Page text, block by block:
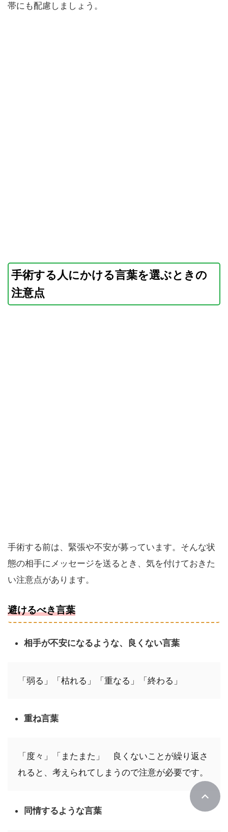
帯にも配慮しましょう。
手術する人にかける言葉を選ぶときの
注意点
手術する前は、緊張や不安が募っています。そんな状
態の相手にメッセージを送るとき、気を付けておきた
い注意点があります。
避けるべき言葉
相手が不安になるような、良くない言葉
「弱る」「枯れる」「重なる」「終わる」
重ね言葉
「度々」「またまた」　良くないことが繰り返さ
れると、考えられてしまうので注意が必要です。
同情するような言葉